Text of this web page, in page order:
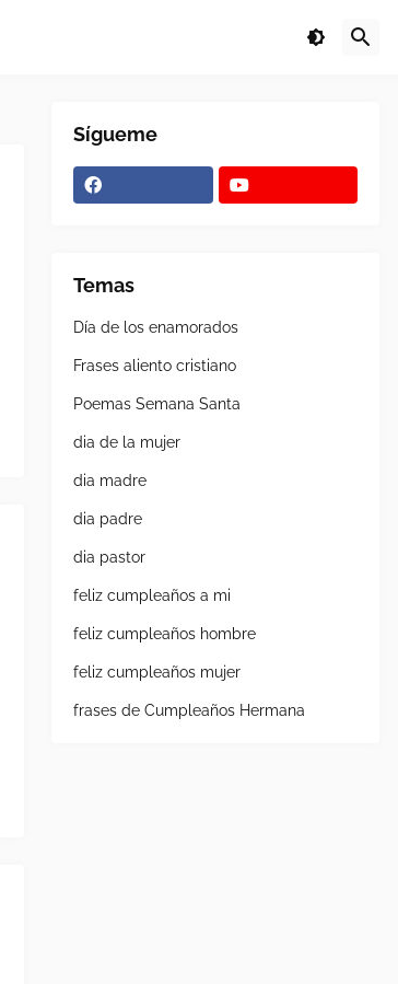
Sígueme
Temas
Día de los enamorados
Frases aliento cristiano
Poemas Semana Santa
dia de la mujer
dia madre
dia padre
dia pastor
feliz cumpleaños a mi
feliz cumpleaños hombre
feliz cumpleaños mujer
frases de Cumpleaños Hermana